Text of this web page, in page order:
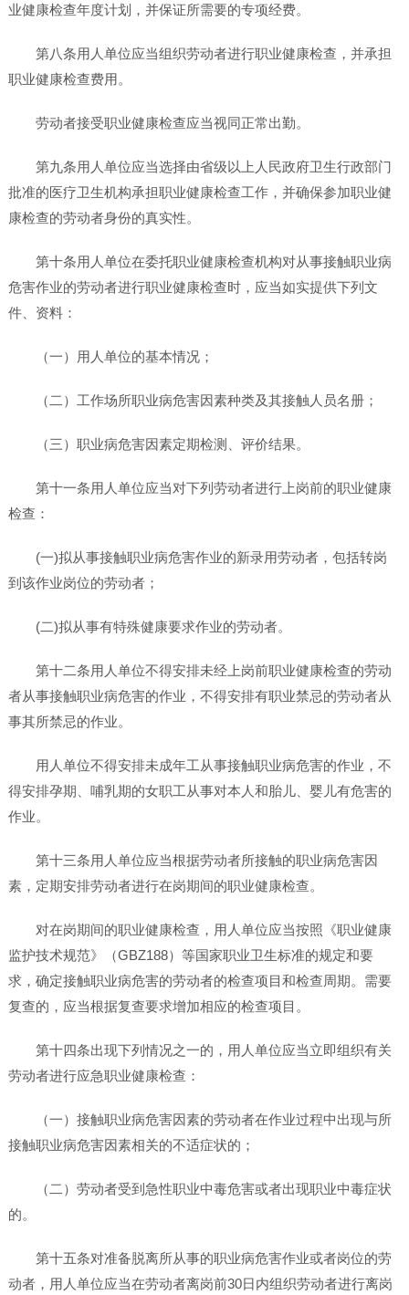
业健康检查年度计划，并保证所需要的专项经费。
第八条用人单位应当组织劳动者进行职业健康检查，并承担
职业健康检查费用。
劳动者接受职业健康检查应当视同正常出勤。
第九条用人单位应当选择由省级以上人民政府卫生行政部门
批准的医疗卫生机构承担职业健康检查工作，并确保参加职业健
康检查的劳动者身份的真实性。
第十条用人单位在委托职业健康检查机构对从事接触职业病
危害作业的劳动者进行职业健康检查时，应当如实提供下列文
件、资料：
（一）用人单位的基本情况；
（二）工作场所职业病危害因素种类及其接触人员名册；
（三）职业病危害因素定期检测、评价结果。
第十一条用人单位应当对下列劳动者进行上岗前的职业健康
检查：
(一)拟从事接触职业病危害作业的新录用劳动者，包括转岗
到该作业岗位的劳动者；
(二)拟从事有特殊健康要求作业的劳动者。
第十二条用人单位不得安排未经上岗前职业健康检查的劳动
者从事接触职业病危害的作业，不得安排有职业禁忌的劳动者从
事其所禁忌的作业。
用人单位不得安排未成年工从事接触职业病危害的作业，不
得安排孕期、哺乳期的女职工从事对本人和胎儿、婴儿有危害的
作业。
第十三条用人单位应当根据劳动者所接触的职业病危害因
素，定期安排劳动者进行在岗期间的职业健康检查。
对在岗期间的职业健康检查，用人单位应当按照《职业健康
监护技术规范》（GBZ188）等国家职业卫生标准的规定和要
求，确定接触职业病危害的劳动者的检查项目和检查周期。需要
复查的，应当根据复查要求增加相应的检查项目。
第十四条出现下列情况之一的，用人单位应当立即组织有关
劳动者进行应急职业健康检查：
（一）接触职业病危害因素的劳动者在作业过程中出现与所
接触职业病危害因素相关的不适症状的；
（二）劳动者受到急性职业中毒危害或者出现职业中毒症状
的。
第十五条对准备脱离所从事的职业病危害作业或者岗位的劳
动者，用人单位应当在劳动者离岗前30日内组织劳动者进行离岗